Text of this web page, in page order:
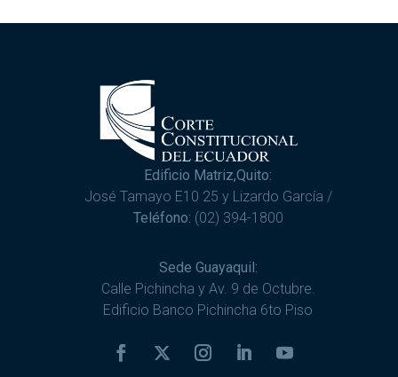
Edificio Matriz,Quito:
José Tamayo E10 25 y Lizardo García /
Teléfono: (02) 394-1800
Sede Guayaquil:
Calle Pichincha y Av. 9 de Octubre.
Edificio Banco Pichincha 6to Piso